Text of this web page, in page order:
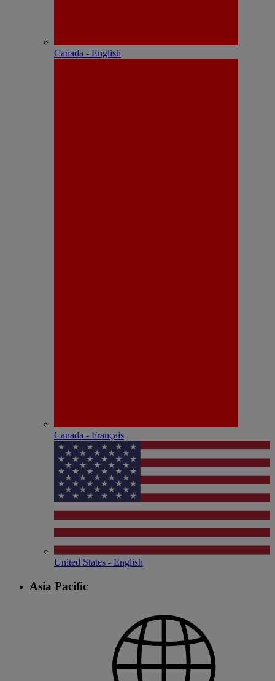
Canada - English
Canada - Français
United States - English
Asia Pacific